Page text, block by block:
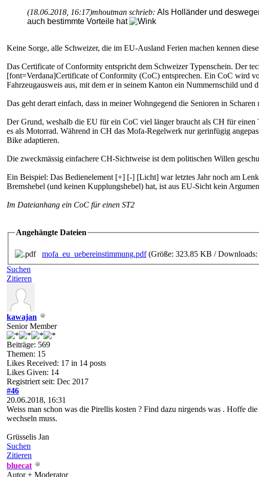
(18.06.2018, 16:17)mhoutman schrieb: Als Holländer und
auch bestimmte Vorteile hat
Keine Sorge, alle Schweizer, die im EU-Ausland Ferien machen kennen
Das Certificate of Conformity entspricht dem Schweizer Typenschein. Der
[font=Verdana]Certificate of Conformity (CoC) entsprechen. Ein CoC wird
Fahrzeugausweis aus, mit dem er in seinem Kanton ein Nummernschild und
Das geht derart einfach, dass in meiner Wohngegend die Senioren in
Der Grund, weshalb die EU für ein CoC viel länger braucht als CH für
es als Motorrad. Während in CH das Mofa-Regelwerk nur gerinfügig
Bike adaptieren.
Die zweckmässig einfachere CH-Sichtweise ist dem politischen Willen
Ein Beispiel: Das Bedienelement [+] [-] [Licht] war letztes Jahr noch am
Bremshebel (und keinen Kupplungshebel) hat, ist aus EU-Sicht kein
Im Dateianhang ein CoC für einen ST2
Angehängte Dateien
mofa_eu_uebereinstimmung.pdf(Größe: 323.85 KB / Downloads:
Suchen
Zitieren
kawajan
Senior Member
Beiträge: 569
Themen: 15
Likes Received: 17 in 14 posts
Likes Given: 14
Registriert seit: Dec 2017
#46
20.06.2018, 16:31
Weiss man schon was die Pirellis kosten ? Find dazu nirgends was . Hoffe
wechseln muss.
Grüsselis Jan
Suchen
Zitieren
bluecat
Autor + Moderator